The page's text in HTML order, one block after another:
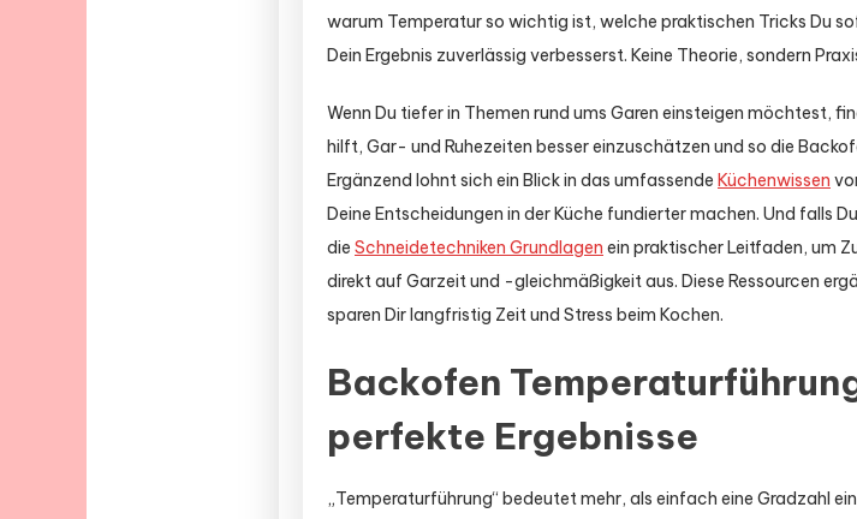
warum Temperatur so wichtig ist, welche praktischen Tricks Du
Dein Ergebnis zuverlässig verbesserst. Keine Theorie, sondern
Wenn Du tiefer in Themen rund ums Garen einsteigen möchtest,
hilft, Gar- und Ruhezeiten besser einzuschätzen und so die
Ergänzend lohnt sich ein Blick in das umfassende Küchenwissen
Deine Entscheidungen in der Küche fundierter machen. Und falls
die Schneidetechniken Grundlagen ein praktischer Leitfaden, um
direkt auf Garzeit und -gleichmäßigkeit aus. Diese Ressourcen
sparen Dir langfristig Zeit und Stress beim Kochen.
Backofen
perfekte Ergebnisse
„Temperaturführung“ bedeutet mehr, als einfach eine Gradzahl